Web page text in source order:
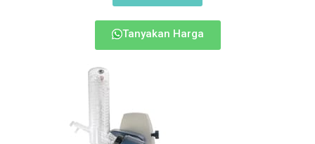
Tanyakan Harga